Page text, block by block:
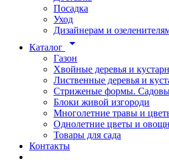
Посадка
Уход
Дизайнерам и
Каталог
arrow_drop_down
Газон
Хвойные деревья и
Лиственные деревья и
Стриженые формы.
Блоки живой изгороди
Многолетние травы и
Однолетние цветы и
Товары для сада
Контакты